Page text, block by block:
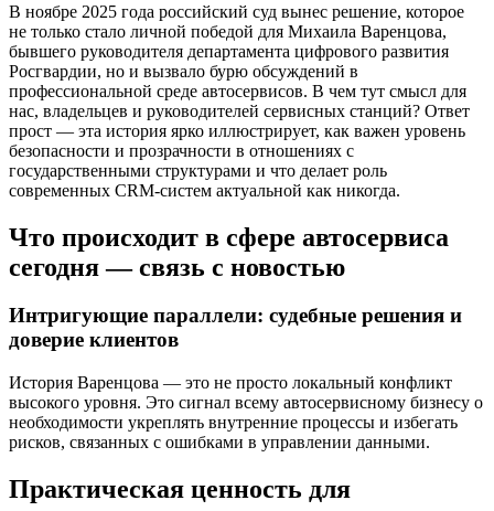
В ноябре 2025 года российский суд вынес решение, которое
не только стало личной победой для Михаила Варенцова,
бывшего руководителя департамента цифрового развития
Росгвардии, но и вызвало бурю обсуждений в
профессиональной среде автосервисов. В чем тут смысл для
нас, владельцев и руководителей сервисных станций? Ответ
прост — эта история ярко иллюстрирует, как важен уровень
безопасности и прозрачности в отношениях с
государственными структурами и что делает роль
современных CRM-систем актуальной как никогда.
Что происходит в сфере автосервиса
сегодня — связь с новостью
Интригующие параллели: судебные решения и
доверие клиентов
История Варенцова — это не просто локальный конфликт
высокого уровня. Это сигнал всему автосервисному бизнесу о
необходимости укреплять внутренние процессы и избегать
рисков, связанных с ошибками в управлении данными.
Практическая ценность для